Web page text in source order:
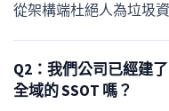
從架構端杜絕人為垃圾
Q2：我們公司已經建
全域的 SSOT 嗎？